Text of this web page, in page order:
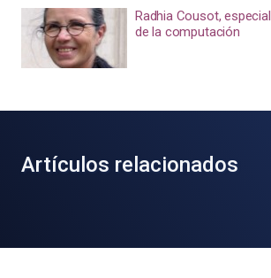
Radhia Cousot,
de la computación
Artículos relacionados